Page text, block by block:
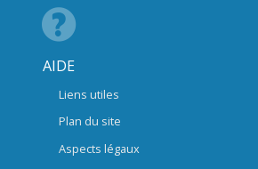
AIDE
Liens utiles
Plan du site
Aspects légaux